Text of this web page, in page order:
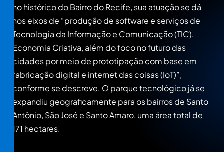
no histórico do Bairro do Recife, sua atuação se dá
nos eixos de “produção de software e serviços de
Tecnologia da Informação e Comunicação (TIC),
Economia Criativa, além do foco no futuro das
cidades por meio de prototipação com base em
fabricação digital e internet das coisas (IoT)”,
conforme se descreve. O parque tecnológico já se
expandiu geograficamente para os bairros de Santo
Antônio, São José e Santo Amaro, uma área total de
171 hectares.